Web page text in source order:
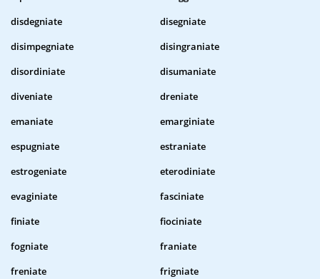
disdegniate
disegniate
disimpegniate
disingraniate
disordiniate
disumaniate
diveniate
dreniate
emaniate
emarginiate
espugniate
estraniate
estrogeniate
eterodiniate
evaginiate
fasciniate
finiate
fiociniate
fogniate
franiate
freniate
frigniate